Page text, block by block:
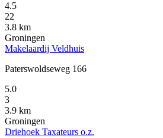
4.5
22
3.8 km
Groningen
Makelaardij Veldhuis
Paterswoldseweg 166
5.0
3
3.9 km
Groningen
Driehoek Taxateurs o.z.